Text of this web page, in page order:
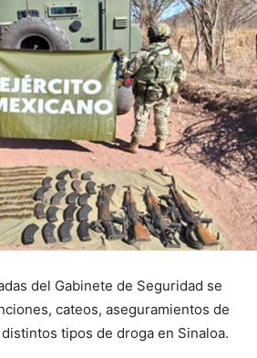
del Gabinete de Seguridad se
cateos, aseguramientos de
tipos de droga en Sinaloa.